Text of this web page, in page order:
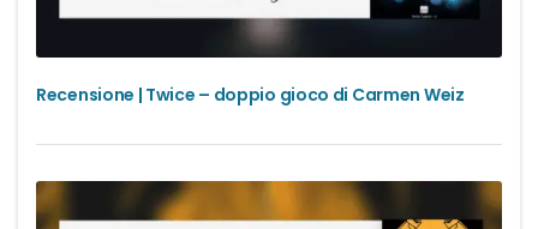
Recensione | Twice – doppio gioco di Carmen Weiz